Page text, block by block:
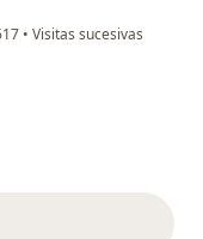
• Visitas sucesivas